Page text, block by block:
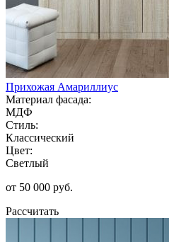
Прихожая Амариллиус
Материал фасада:
МДФ
Стиль:
Классический
Цвет:
Светлый
от 50 000 руб.
Рассчитать